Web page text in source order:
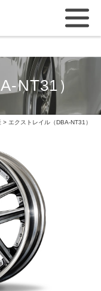
NT31）
> エクストレイル（DBA-NT31）